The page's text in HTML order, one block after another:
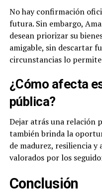
No hay confirmación
futura. Sin embargo,
desean priorizar su
amigable, sin descartar
circunstancias lo
¿Cómo afecta
pública?
Dejar atrás una relación
también brinda la
de madurez, resiliencia
valorados por los
Conclusión